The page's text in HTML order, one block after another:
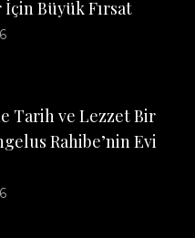
Büyük Fırsat
Tarih ve Lezzet Bir
Rahibe’nin Evi